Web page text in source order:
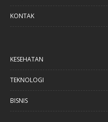
KONTAK
KESEHATAN
TEKNOLOGI
BISNIS